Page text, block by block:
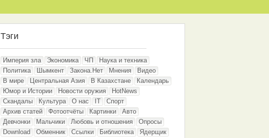
Тэги
Империя зла Экономика ЧП
Наука и техника
Политика
Шымкент Закона.Нет Мнения
Видео
В мире
Центральная Азия В Казахстане
Календарь
Юмор и Истории
Новости оружия
HotNews
Скандалы
Культура О нас IT
Спорт
Архив статей
Фотоотчёты Картинки
Авто
Девчонки
Мальчики Любовь и отношения
Опросы
Download
Обменник Ссылки Библиотека
Ядерщик